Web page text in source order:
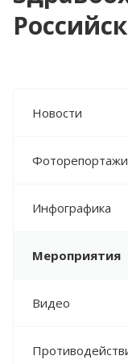
Новости
Фоторепортажи
Инфографика
Мероприятия
Видео
МОНИТОРИНГ
МЕРОПРИЯТИЯ
ВАЖНОЕ
КОНТАКТЫ